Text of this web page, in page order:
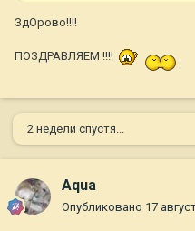
ЗдОрово!!!!
ПОЗДРАВЛЯЕМ !!!!
2 недели спустя...
Aqua
Опубликовано 17